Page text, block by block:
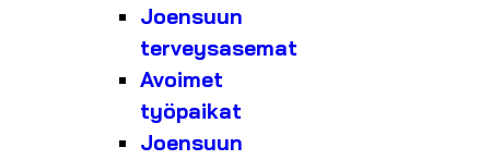
Joensuun
terveysasemat
Avoimet
työpaikat
Joensuun